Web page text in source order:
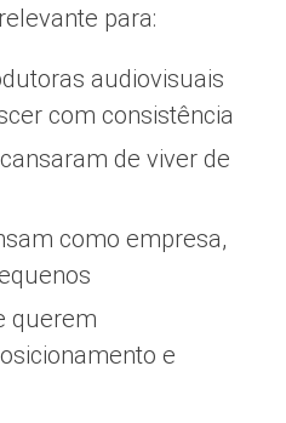
para:
audiovisuais
com consistência
de viver de
como empresa,
querem
e